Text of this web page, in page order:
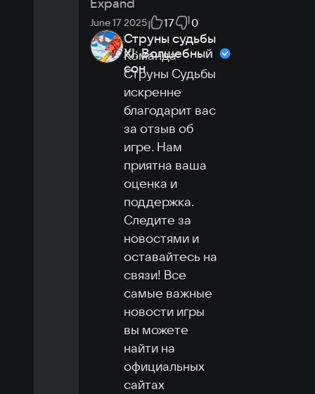
Expand
June 17 2025 17 0
Струны судьбы
XI: Волшебный
сон
Команда
Струны Судьбы
искренне
благодарит вас
за отзыв об
игре. Нам
приятна ваша
оценка и
поддержка.
Следите за
новостями и
оставайтесь на
связи! Все
самые важные
новости игры
вы можете
найти на
официальных
сайтах